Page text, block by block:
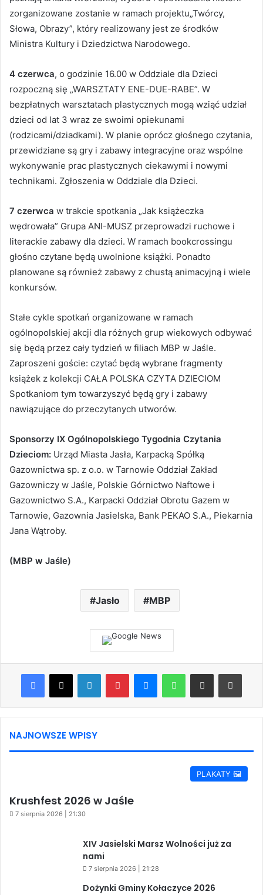
zorganizowane zostanie w ramach projektu„Twórcy,
Słowa, Obrazy”, który realizowany jest ze środków
Ministra Kultury i Dziedzictwa Narodowego.
4 czerwca, o godzinie 16.00 w Oddziale dla Dzieci
rozpoczną się „WARSZTATY ENE-DUE-RABE”. W
bezpłatnych warsztatach plastycznych mogą wziąć udział
dzieci od lat 3 wraz ze swoimi opiekunami
(rodzicami/dziadkami). W planie oprócz głośnego czytania,
przewidziane są gry i zabawy integracyjne oraz wspólne
wykonywanie prac plastycznych ciekawymi i nowymi
technikami. Zgłoszenia w Oddziale dla Dzieci.
7 czerwca w trakcie spotkania „Jak książeczka
wędrowała” Grupa ANI-MUSZ przeprowadzi ruchowe i
literackie zabawy dla dzieci. W ramach bookcrossingu
głośno czytane będą uwolnione książki. Ponadto
planowane są również zabawy z chustą animacyjną i wiele
konkursów.
Stałe cykle spotkań organizowane w ramach
ogólnopolskiej akcji dla różnych grup wiekowych odbywać
się będą przez cały tydzień w filiach MBP w Jaśle.
Zaproszeni goście: czytać będą wybrane fragmenty
książek z kolekcji CAŁA POLSKA CZYTA DZIECIOM
Spotkaniom tym towarzyszyć będą gry i zabawy
nawiązujące do przeczytanych utworów.
Sponsorzy IX Ogólnopolskiego Tygodnia Czytania
Dzieciom: Urząd Miasta Jasła, Karpacką Spółką
Gazownictwa sp. z o.o. w Tarnowie Oddział Zakład
Gazowniczy w Jaśle, Polskie Górnictwo Naftowe i
Gazownictwo S.A., Karpacki Oddział Obrotu Gazem w
Tarnowie, Gazownia Jasielska, Bank PEKAO S.A., Piekarnia
Jana Wątroby.
(MBP w Jaśle)
Jasło MBP
Facebook
X LinkedInPinterestMessengerWhatsAppShare via Email Print
NAJNOWSZE WPISY
PLAKATY 🖼️
Krushfest 2026 w Jaśle
7 sierpnia 2026 | 21:30
XIV Jasielski Marsz Wolności już za
nami
7 sierpnia 2026 | 21:28
Dożynki Gminy Kołaczyce 2026